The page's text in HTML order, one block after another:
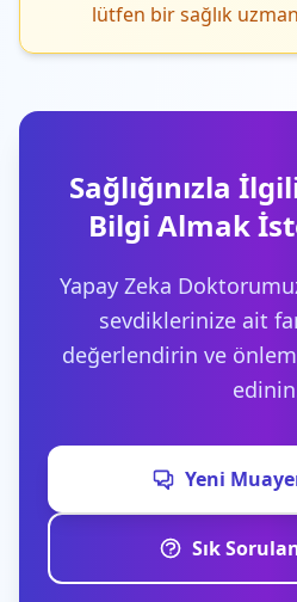
lütfen bir sağlık
Sağlığınızla
Bilgi Almak
Yapay Zeka
sevdiklerinize ait
değerlendirin ve
Yeni
Sık